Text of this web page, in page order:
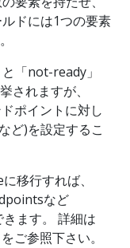
ドには1つの要素
「not-ready」
されますが、
ポイントに対し
など)を設定するこ
移行すれば、
など
ます。 詳細は
をご参照下さい。